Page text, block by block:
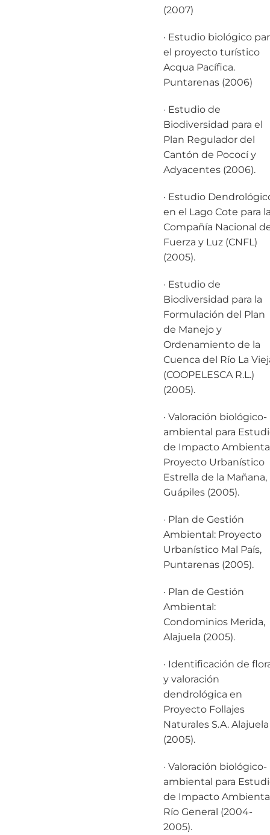
(2007)
· Estudio biológico
el proyecto turístico
Acqua Pacífica.
Puntarenas (2006)
· Estudio de
Biodiversidad para el
Plan Regulador del
Cantón de Pococí y
Adyacentes (2006).
· Estudio
en el Lago Cote para
Compañía Nacional
Fuerza y Luz (CNFL)
(2005).
· Estudio de
Biodiversidad para la
Formulación del Plan
de Manejo y
Ordenamiento de la
Cuenca del Río La
(COOPELESCA R.L.)
(2005).
· Valoración biológico-
ambiental para
de Impacto
Proyecto Urbanístico
Estrella de la Mañana,
Guápiles (2005).
· Plan de Gestión
Ambiental: Proyecto
Urbanístico Mal País,
Puntarenas (2005).
· Plan de Gestión
Ambiental:
Condominios Merida,
Alajuela (2005).
· Identificación de
y valoración
dendrológica en
Proyecto Follajes
Naturales S.A. Alajuela
(2005).
· Valoración biológico-
ambiental para
de Impacto
Río General (2004-
2005).